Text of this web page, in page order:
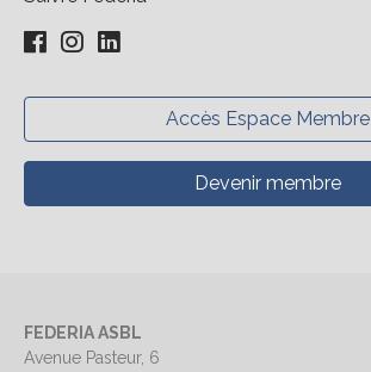
Accès Espace Membre
Devenir membre
FEDERIA ASBL
Avenue Pasteur, 6